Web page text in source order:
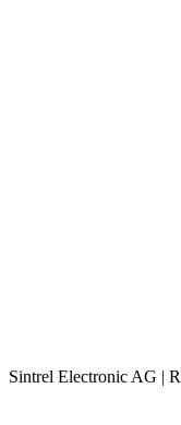
Sintrel Electronic AG |